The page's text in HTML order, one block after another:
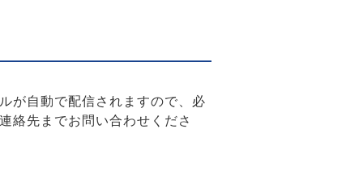
が自動で配信されますので、必
絡先までお問い合わせくださ